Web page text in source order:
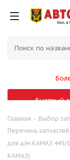
Быстрый
Главная - Выбор
Перечень
для а/м КАМАЗ 445/
КАМАЗ)